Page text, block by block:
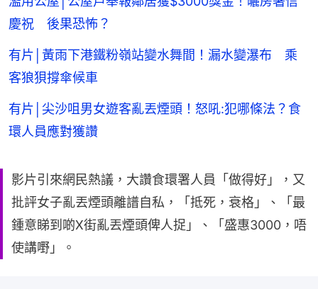
慶祝 後果恐怖？
有片│黃雨下港鐵粉嶺站變水舞間！漏水變瀑布 乘
客狼狽撐傘候車
有片│尖沙咀男女遊客亂丟煙頭！怒吼:犯哪條法？食
環人員應對獲讚
影片引來網民熱議，大讚食環署人員「做得好」，又
批評女子亂丟煙頭離譜自私，「抵死，衰格」、「最
鍾意睇到啲X街亂丟煙頭俾人捉」、「盛惠3000，唔
使講嘢」。